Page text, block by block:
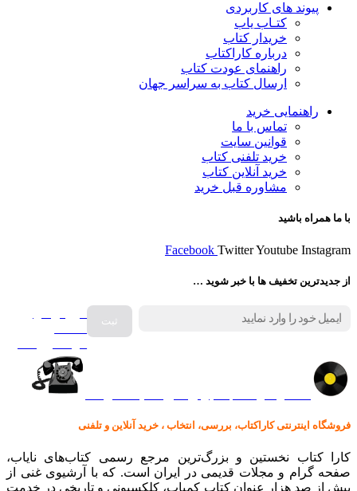
پیوند های کاربردی
کتـاب یاب
خریدار کتاب
درباره کاراکتاب
راهنمای عودت کتاب
ارسال کتاب به سراسر جهان
راهنمایی خرید
تماس با ما
قوانین سایت
خرید تلفنی کتاب
خرید آنلاین کتاب
مشاوره قبل خرید
با ما همراه باشید
Facebook TwitterYoutube Instagram
از جدیدترین تخفیف ها با خبر شوید …
فروش انواع
فروشگاه اینترنتی کاراکتاب، بررسی، انتخاب ، خرید آنلاین و تلفنی
کارا کتاب نخستین و بزرگ‌ترین مرجع رسمی کتاب‌های نایاب،
صفحه گرام و مجلات قدیمی در ایران است. که با آرشیوی غنی از
بیش از صد هزار عنوان کتاب کمیاب، کلکسیونی و تاریخی در خدمت